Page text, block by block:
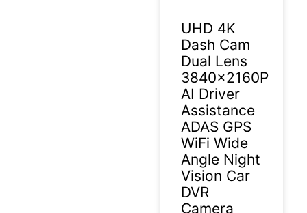
UHD 4K
Dash Cam
Dual Lens
3840x2160P
AI Driver
Assistance
ADAS GPS
WiFi Wide
Angle Night
Vision Car
DVR
Camera